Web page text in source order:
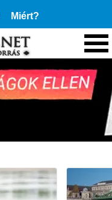
Miért?